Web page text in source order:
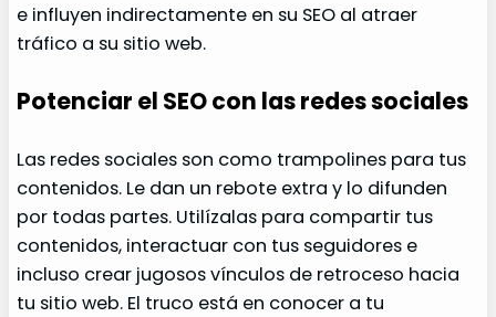
e influyen indirectamente en su SEO al atraer
tráfico a su sitio web.
Potenciar el SEO con las redes sociales
Las redes sociales son como trampolines para tus
contenidos. Le dan un rebote extra y lo difunden
por todas partes. Utilízalas para compartir tus
contenidos, interactuar con tus seguidores e
incluso crear jugosos vínculos de retroceso hacia
tu sitio web. El truco está en conocer a tu